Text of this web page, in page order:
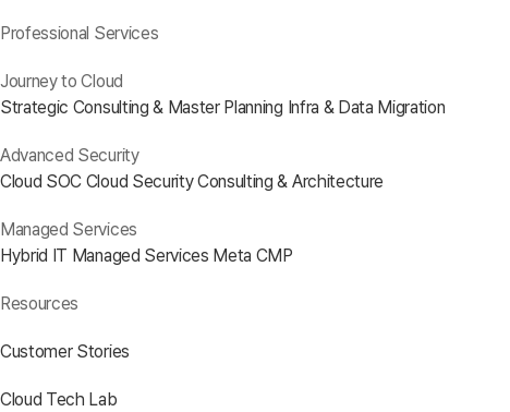
Professional Services
Journey to Cloud
Strategic Consulting & Master Planning Infra & Data Migration
Advanced Security
Cloud SOC Cloud Security Consulting & Architecture
Managed Services
Hybrid IT Managed Services Meta CMP
Resources
Customer Stories
Cloud Tech Lab